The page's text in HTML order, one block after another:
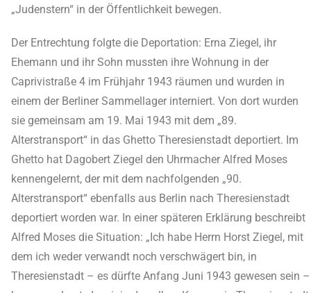
„Judenstern“ in der Öffentlichkeit bewegen.
Der Entrechtung folgte die Deportation: Erna Ziegel, ihr
Ehemann und ihr Sohn mussten ihre Wohnung in der
Caprivistraße 4 im Frühjahr 1943 räumen und wurden in
einem der Berliner Sammellager interniert. Von dort wurden
sie gemeinsam am 19. Mai 1943 mit dem „89.
Alterstransport“ in das Ghetto Theresienstadt deportiert. Im
Ghetto hat Dagobert Ziegel den Uhrmacher Alfred Moses
kennengelernt, der mit dem nachfolgenden „90.
Alterstransport“ ebenfalls aus Berlin nach Theresienstadt
deportiert worden war. In einer späteren Erklärung beschreibt
Alfred Moses die Situation: „Ich habe Herrn Horst Ziegel, mit
dem ich weder verwandt noch verschwägert bin, in
Theresienstadt – es dürfte Anfang Juni 1943 gewesen sein –